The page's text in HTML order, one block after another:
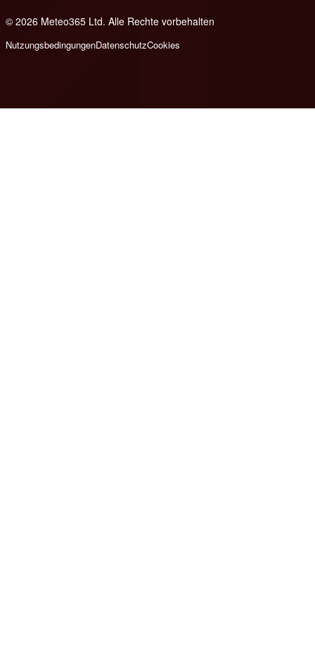
© 2026 Meteo365 Ltd. Alle Rechte vorbehalten
NutzungsbedingungenDatenschutzCookies